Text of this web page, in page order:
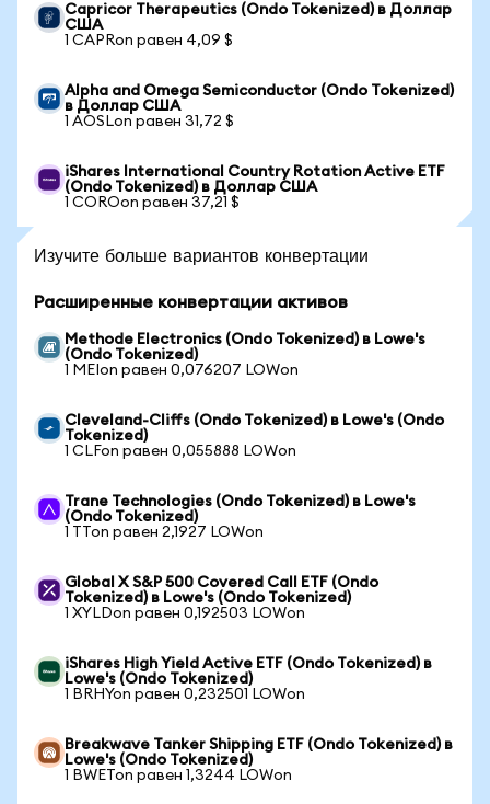
Capricor Therapeutics (Ondo Tokenized) в Доллар
США
1 CAPRon равен 4,09 $
Alpha and Omega Semiconductor (Ondo Tokenized)
в Доллар США
1 AOSLon равен 31,72 $
iShares International Country Rotation Active ETF
(Ondo Tokenized) в Доллар США
1 COROon равен 37,21 $
Изучите больше вариантов конвертации
Расширенные конвертации активов
Methode Electronics (Ondo Tokenized) в Lowe's
(Ondo Tokenized)
1 MEIon равен 0,076207 LOWon
Cleveland-Cliffs (Ondo Tokenized) в Lowe's (Ondo
Tokenized)
1 CLFon равен 0,055888 LOWon
Trane Technologies (Ondo Tokenized) в Lowe's
(Ondo Tokenized)
1 TTon равен 2,1927 LOWon
Global X S&P 500 Covered Call ETF (Ondo
Tokenized) в Lowe's (Ondo Tokenized)
1 XYLDon равен 0,192503 LOWon
iShares High Yield Active ETF (Ondo Tokenized) в
Lowe's (Ondo Tokenized)
1 BRHYon равен 0,232501 LOWon
Breakwave Tanker Shipping ETF (Ondo Tokenized) в
Lowe's (Ondo Tokenized)
1 BWETon равен 1,3244 LOWon